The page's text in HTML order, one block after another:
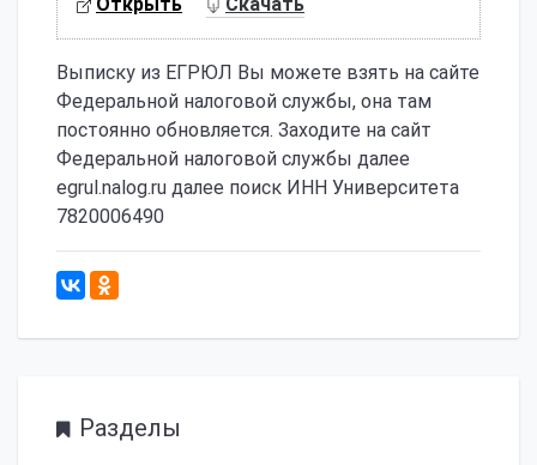
Выписку из ЕГРЮЛ Вы можете взять на сайте
Федеральной налоговой службы, она там
постоянно обновляется. Заходите на сайт
Федеральной налоговой службы далее
egrul.nalog.ru далее поиск ИНН Университета
7820006490
Разделы